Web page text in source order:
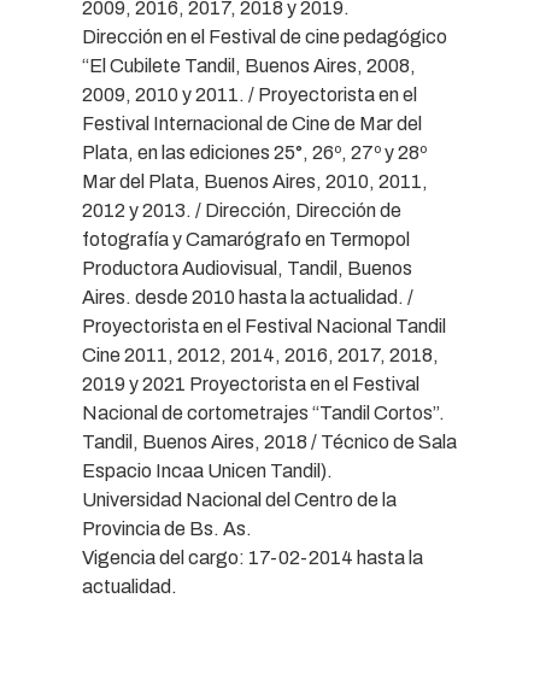
2009, 2016, 2017, 2018 y 2019.
Dirección en el Festival de cine pedagógico
“El Cubilete Tandil, Buenos Aires, 2008,
2009, 2010 y 2011. / Proyectorista en el
Festival Internacional de Cine de Mar del
Plata, en las ediciones 25°, 26º, 27º y 28º
Mar del Plata, Buenos Aires, 2010, 2011,
2012 y 2013. / Dirección, Dirección de
fotografía y Camarógrafo en Termopol
Productora Audiovisual, Tandil, Buenos
Aires. desde 2010 hasta la actualidad. /
Proyectorista en el Festival Nacional Tandil
Cine 2011, 2012, 2014, 2016, 2017, 2018,
2019 y 2021 Proyectorista en el Festival
Nacional de cortometrajes “Tandil Cortos”.
Tandil, Buenos Aires, 2018 / Técnico de Sala
Espacio Incaa Unicen Tandil).
Universidad Nacional del Centro de la
Provincia de Bs. As.
Vigencia del cargo: 17-02-2014 hasta la
actualidad.